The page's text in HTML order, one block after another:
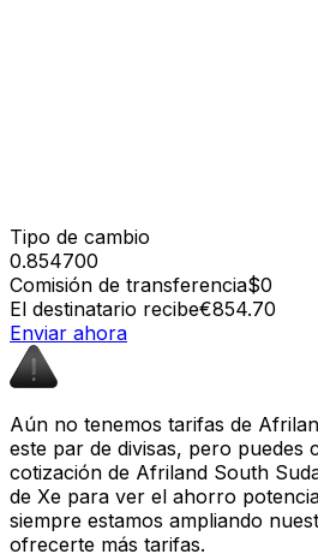
Tipo de cambio
0.854700
Comisión de transferencia$0
El destinatario recibe€854.70
Enviar ahora
Aún no tenemos tarifas de
este par de divisas, pero puedes
cotización de Afriland South
de Xe para ver el ahorro
siempre estamos ampliando
ofrecerte más tarifas.